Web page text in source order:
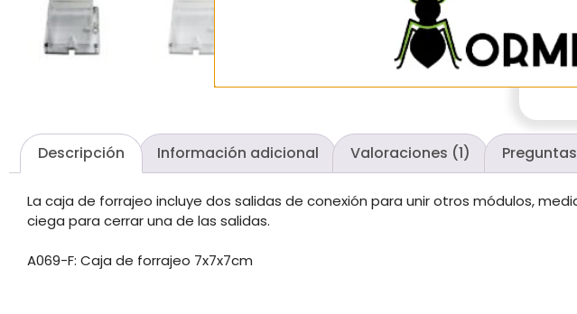
Descripción Información adicional Valoraciones (1)
La caja de forrajeo incluye dos salidas de conexión para unir otros módulos,
ciega para cerrar una de las salidas.
A069-F: Caja de forrajeo 7x7x7cm